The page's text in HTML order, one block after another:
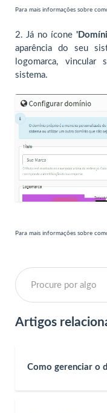
Para mais informações sobre
2. Já no ícone
aparência do seu
logomarca,
sistema.
Para mais informações sobre
Artigos
Como gerenciar o